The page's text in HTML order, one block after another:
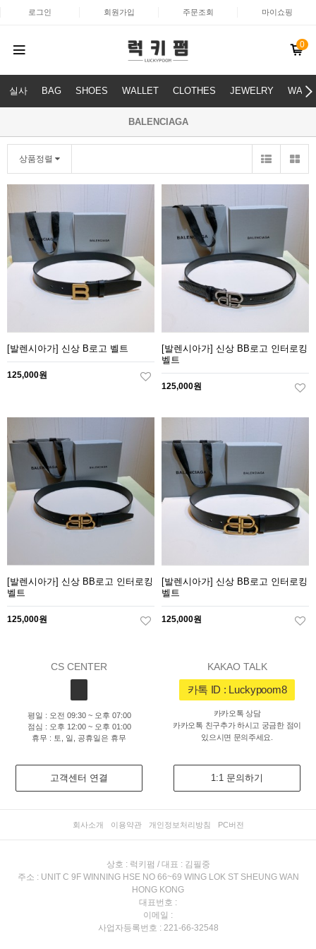
로그인 회원가입 주문조회 마이쇼핑
0
실사 BAG SHOES WALLET CLOTHES JEWELRY
BALENCIAGA
상품정렬
[발렌시아가] 신상 B로고 벨트
125,000원
[발렌시아가] 신상 BB로고 인터로킹
벨트
125,000원
[발렌시아가] 신상 BB로고 인터로킹
벨트
125,000원
[발렌시아가] 신상 BB로고 인터로킹
벨트
125,000원
CS CENTER
평일 : 오전 09:30 ~ 오후 07:00
점심 : 오후 12:00 ~ 오후 01:00
휴무 : 토, 일, 공휴일은 휴무
KAKAO TALK
카톡 ID : Luckypoom8
카카오톡 상담
카카오톡 친구추가 하시고 궁금한 점이
있으시면 문의주세요.
고객센터 연결 1:1 문의하기
회사소개 이용약관 개인정보처리방침 PC버전
상호 : 럭키펌 / 대표 : 김필중
주소 : UNIT C 9F WINNING HSE NO 66~69 WING LOK ST SHEUNG WAN
HONG KONG
대표번호 :
이메일 :
사업자등록번호 : 221-66-32548